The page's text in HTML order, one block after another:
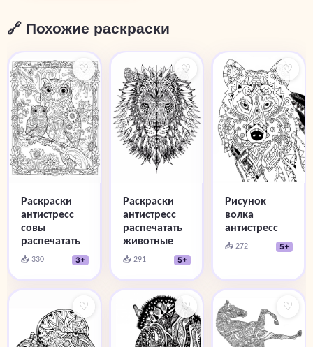
🔗 Похожие раскраски
♡
Раскраски
антистресс
совы
распечатать
📥 330 3+
♡
Раскраски
антистресс
распечатать
животные
📥 291 5+
♡
Рисунок
волка
антистресс
📥 272 5+
♡ ♡ ♡